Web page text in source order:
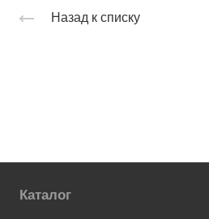
Назад к списку
Каталог